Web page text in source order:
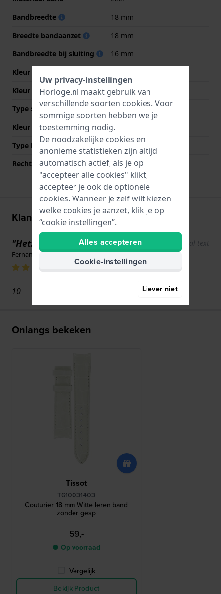
Bandbreedte
18 mm
Breedte bandaanzet
18 mm
Bandbreedte bij sluiting
16 mm
Kleur Band
Kleur stiksel
Wit
Type sluiting
Geen
Kleur sluiting
NVT
Type bevestiging
Bandpennen
Rechte bandaanzet
Nee
Klantenreviews
"Hetzelfde als hierboven" Show original text
Fernando Alves · 17 juni 2022
10
Onlangs bekeken
Tissot
T610031403
Couturier 18 mm Witte leren band
zonder gesp
59,-
● Op voorraad
Vergelijk
Bekijk Product
Uw privacy-instellingen
Horloge.nl maakt gebruik van
verschillende soorten cookies. Voor
sommige soorten hebben we je
toestemming nodig.
De noodzakelijke cookies en
anonieme statistieken zijn altijd
automatisch actief; als je op
"accepteer alle cookies" klikt,
accepteer je ook de optionele
cookies. Wanneer je zelf wilt kiezen
welke cookies je aanzet, klik je op
“cookie instellingen”.
Alles accepteren
Cookie-instellingen
Liever niet